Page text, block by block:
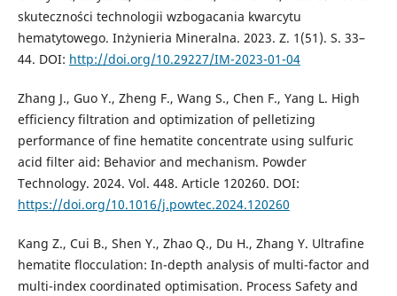
skuteczności technologii wzbogacania kwarcytu
hematytowego. Inżynieria Mineralna. 2023. Z. 1(51). S. 33–
44. DOI: http://doi.org/10.29227/IM-2023-01-04
Zhang J., Guo Y., Zheng F., Wang S., Chen F., Yang L. High
efficiency filtration and optimization of pelletizing
performance of fine hematite concentrate using sulfuric
acid filter aid: Behavior and mechanism. Powder
Technology. 2024. Vol. 448. Article 120260. DOI:
https://doi.org/10.1016/j.powtec.2024.120260
Kang Z., Cui B., Shen Y., Zhao Q., Du H., Zhang Y. Ultrafine
hematite flocculation: In-depth analysis of multi-factor and
multi-index coordinated optimisation. Process Safety and